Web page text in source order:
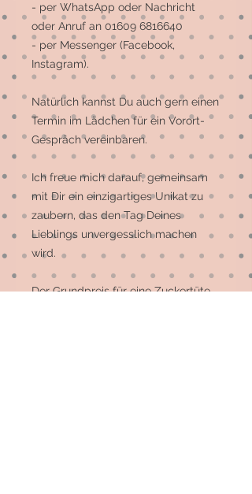
- per WhatsApp oder Nachricht
oder Anruf an 01609 6816640
- per Messenger (Facebook,
Instagram).
Natürlich kannst Du auch gern einen
Termin im Lädchen für ein Vorort-
Gespräch vereinbaren.
Ich freue mich darauf, gemeinsam
mit Dir ein einzigartiges Unikat zu
zaubern, das den Tag Deines
Lieblings unvergesslich machen
wird.
Der Grundpreis für eine Zuckertüte